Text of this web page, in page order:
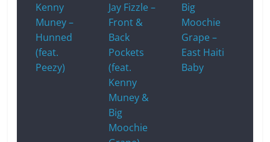
Kenny
Muney –
Hunned
(feat.
Peezy)
Jay Fizzle –
Front &
Back
Pockets
(feat.
Kenny
Muney &
Big
Moochie
Big
Moochie
Grape –
East Haiti
Baby